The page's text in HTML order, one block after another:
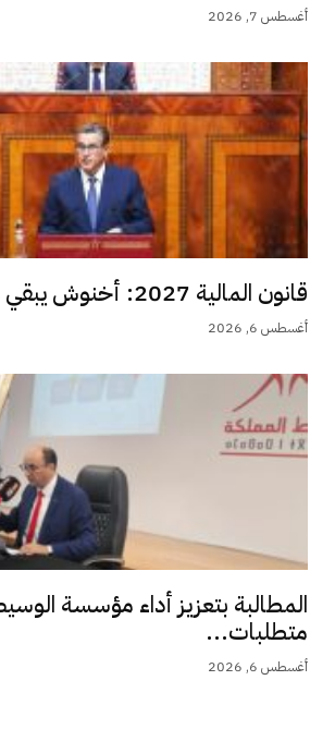
أغسطس 7, 2026
قانون المالية 2027: أخنوش يبقي على دعم...
أغسطس 6, 2026
المطالبة بتعزيز أداء مؤسسة
متطلبات...
أغسطس 6, 2026